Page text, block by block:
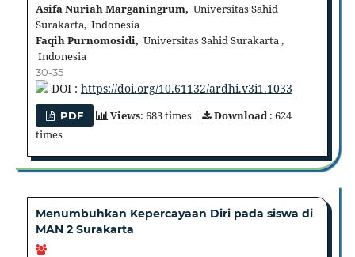
Asifa Nuriah Marganingrum, Universitas Sahid
Surakarta, Indonesia
Faqih Purnomosidi, Universitas Sahid Surakarta ,
Indonesia
30-35
DOI : https://doi.org/10.61132/ardhi.v3i1.1033
PDF Views: 683 times | Download: 624
times
Menumbuhkan Kepercayaan Diri pada siswa di
MAN 2 Surakarta